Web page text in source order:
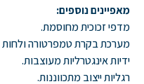
מאפיינים נוספים:
מדפי זכוכית מחוסמת.
מערכת בקרת טמפרטורה ולחות
ידיות אינגטרליות מעוצבות.
רגליות ייצוב מתכווננות.